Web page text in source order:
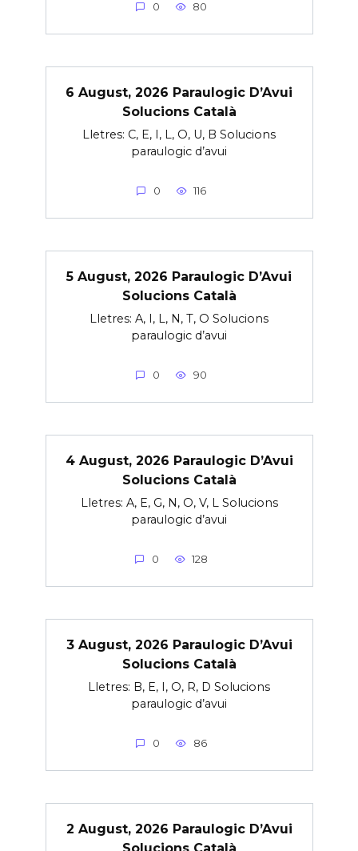
0 80
6 August, 2026 Paraulogic D’Avui
Solucions Català
Lletres: C, E, I, L, O, U, B Solucions
paraulogic d’avui
0 116
5 August, 2026 Paraulogic D’Avui
Solucions Català
Lletres: A, I, L, N, T, O Solucions
paraulogic d’avui
0 90
4 August, 2026 Paraulogic D’Avui
Solucions Català
Lletres: A, E, G, N, O, V, L Solucions
paraulogic d’avui
0 128
3 August, 2026 Paraulogic D’Avui
Solucions Català
Lletres: B, E, I, O, R, D Solucions
paraulogic d’avui
0 86
2 August, 2026 Paraulogic D’Avui